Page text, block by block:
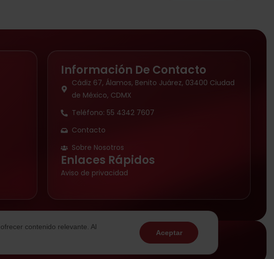
Información De Contacto
Cádiz 67, Álamos, Benito Juárez, 03400 Ciudad
de México, CDMX
Teléfono: 55 4342 7607
Contacto
Sobre Nosotros
Enlaces Rápidos
Aviso de privacidad
contenido relevante. Al
Aceptar